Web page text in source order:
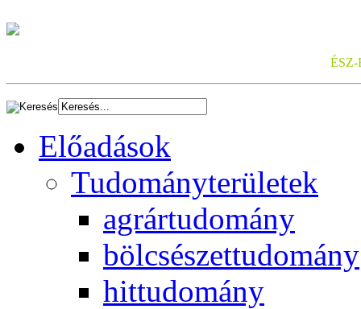
Előadások
Tudományterületek
agrártudomány
bölcsészettudomány
hittudomány